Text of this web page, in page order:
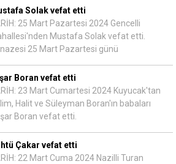
Solak vefat etti
25 Mart Pazartesi 2024 Gencelli
Mustafa Solak vefat etti.
25 Mart Pazartesi günü
Boran vefat etti
23 Mart Cumartesi 2024 Kuyucak'tan
Halit ve Süleyman Boran'ın babaları
Boran vefat etti.
Çakar vefat etti
22 Mart Cuma 2024 Nazilli Turan